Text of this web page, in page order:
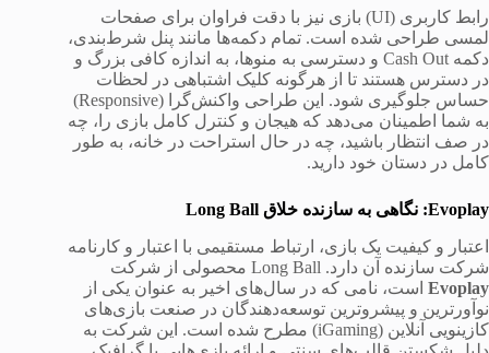
رابط کاربری (UI) بازی نیز با دقت فراوان برای صفحات
لمسی طراحی شده است. تمام دکمه‌ها مانند پنل شرط‌بندی،
دکمه Cash Out و دسترسی به منوها، به اندازه کافی بزرگ و
در دسترس هستند تا از هرگونه کلیک اشتباهی در لحظات
حساس جلوگیری شود. این طراحی واکنش‌گرا (Responsive)
به شما اطمینان می‌دهد که هیجان و کنترل کامل بازی را، چه
در صف انتظار باشید، چه در حال استراحت در خانه، به طور
کامل در دستان خود دارید.
Evoplay: نگاهی به سازنده خلاق Long Ball
اعتبار و کیفیت یک بازی، ارتباط مستقیمی با اعتبار و کارنامه
شرکت سازنده آن دارد. Long Ball محصولی از شرکت
Evoplay است، نامی که در سال‌های اخیر به عنوان یکی از
نوآورترین و پیشروترین توسعه‌دهندگان در صنعت بازی‌های
کازینویی آنلاین (iGaming) مطرح شده است. این شرکت به